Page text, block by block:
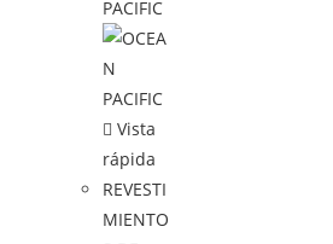
Vista
rápida
REVESTI
MIENTO